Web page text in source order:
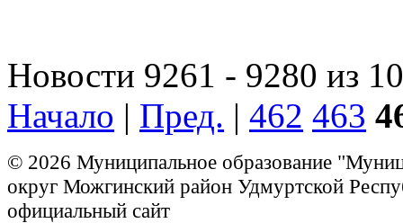
Новости 9261 - 9280 из
Начало | Пред. | 462 463
© 2026 Муниципальное образование
округ Можгинский район Удмуртской
официальный сайт